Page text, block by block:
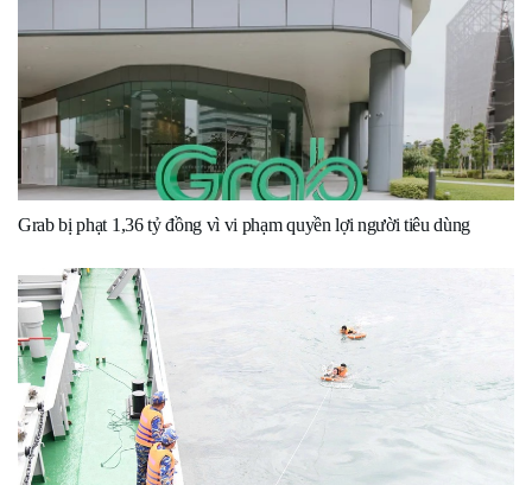
Grab bị phạt 1,36 tỷ đồng vì vi phạm quyền lợi người tiêu dùng